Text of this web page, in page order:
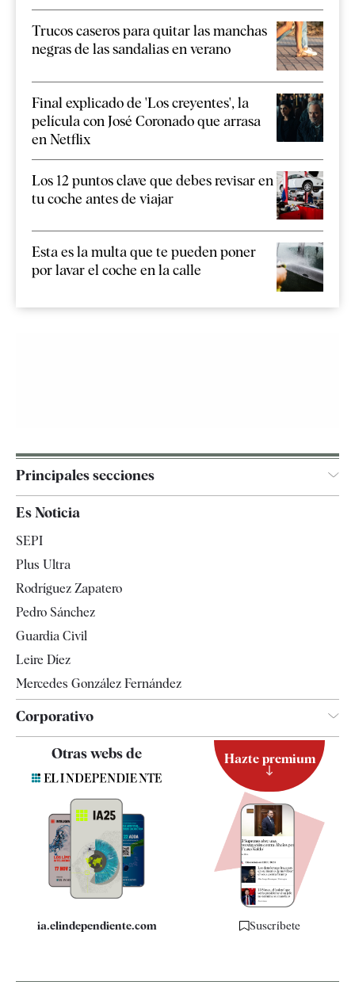
Trucos caseros para quitar las manchas
negras de las sandalias en verano
Final explicado de 'Los creyentes', la
película con José Coronado que arrasa
en Netflix
Los 12 puntos clave que debes revisar en
tu coche antes de viajar
Esta es la multa que te pueden poner
por lavar el coche en la calle
Principales secciones
Televisión
Es Noticia
SEPI
Plus Ultra
Rodríguez Zapatero
Pedro Sánchez
Guardia Civil
Leire Díez
Mercedes González Fernández
Corporativo
Quiénes somos
Especificaciones
Otras webs de
ia.elindependiente.com
Hazte premium
Suscríbete